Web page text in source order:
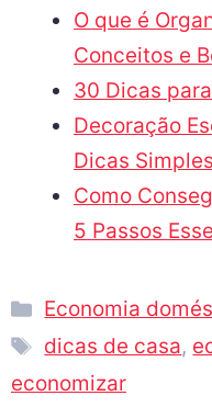
O que é
Conceitos e
30 Dicas
Decoração
Dicas Simples
Como
5 Passos
Economia
dicas de casa,
economizar